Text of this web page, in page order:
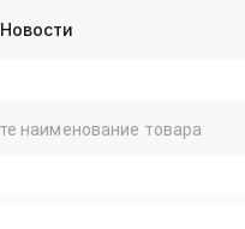
Новости